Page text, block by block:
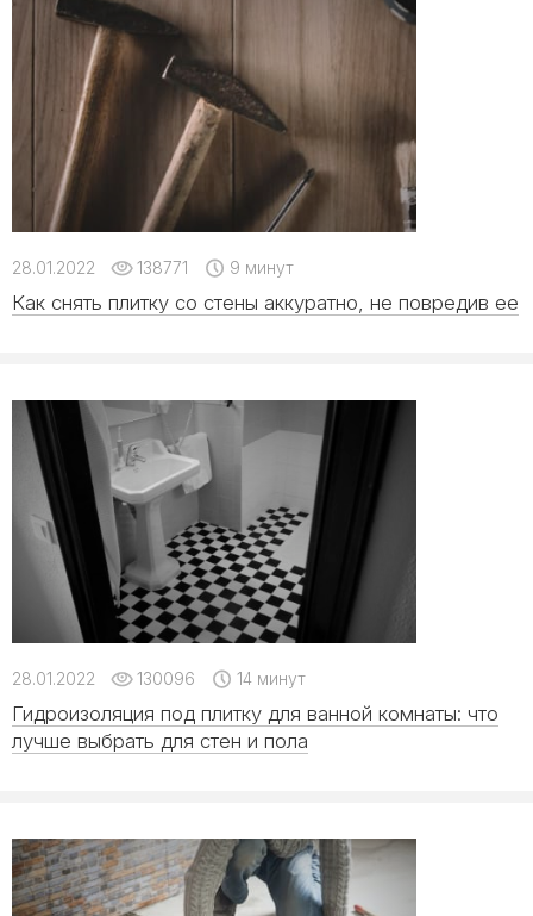
28.01.2022 138771 9 минут
Как снять плитку со стены аккуратно, не повредив ее
28.01.2022 130096 14 минут
Гидроизоляция под плитку для ванной комнаты: что
лучше выбрать для стен и пола